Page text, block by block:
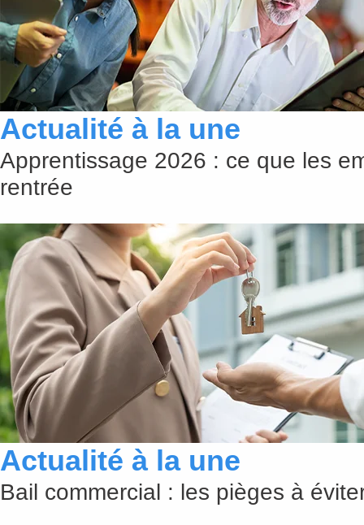
Actualité à la une
Apprentissage 2026 : ce que les
rentrée
Actualité à la une
Bail commercial : les pièges à